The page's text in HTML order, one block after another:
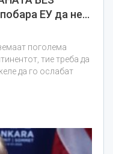
ЕУ да не…
поголема
тие треба да
да го ослабат